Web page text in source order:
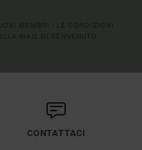
CONTATTACI